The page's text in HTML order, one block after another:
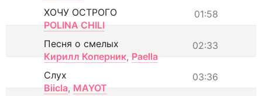
01:58
ХОЧУ ОСТРОГО
POLINA CHILI
02:33
Песня о смелых
Кирилл Коперник, Paella
03:36
Слух
Biicla, MAYOT